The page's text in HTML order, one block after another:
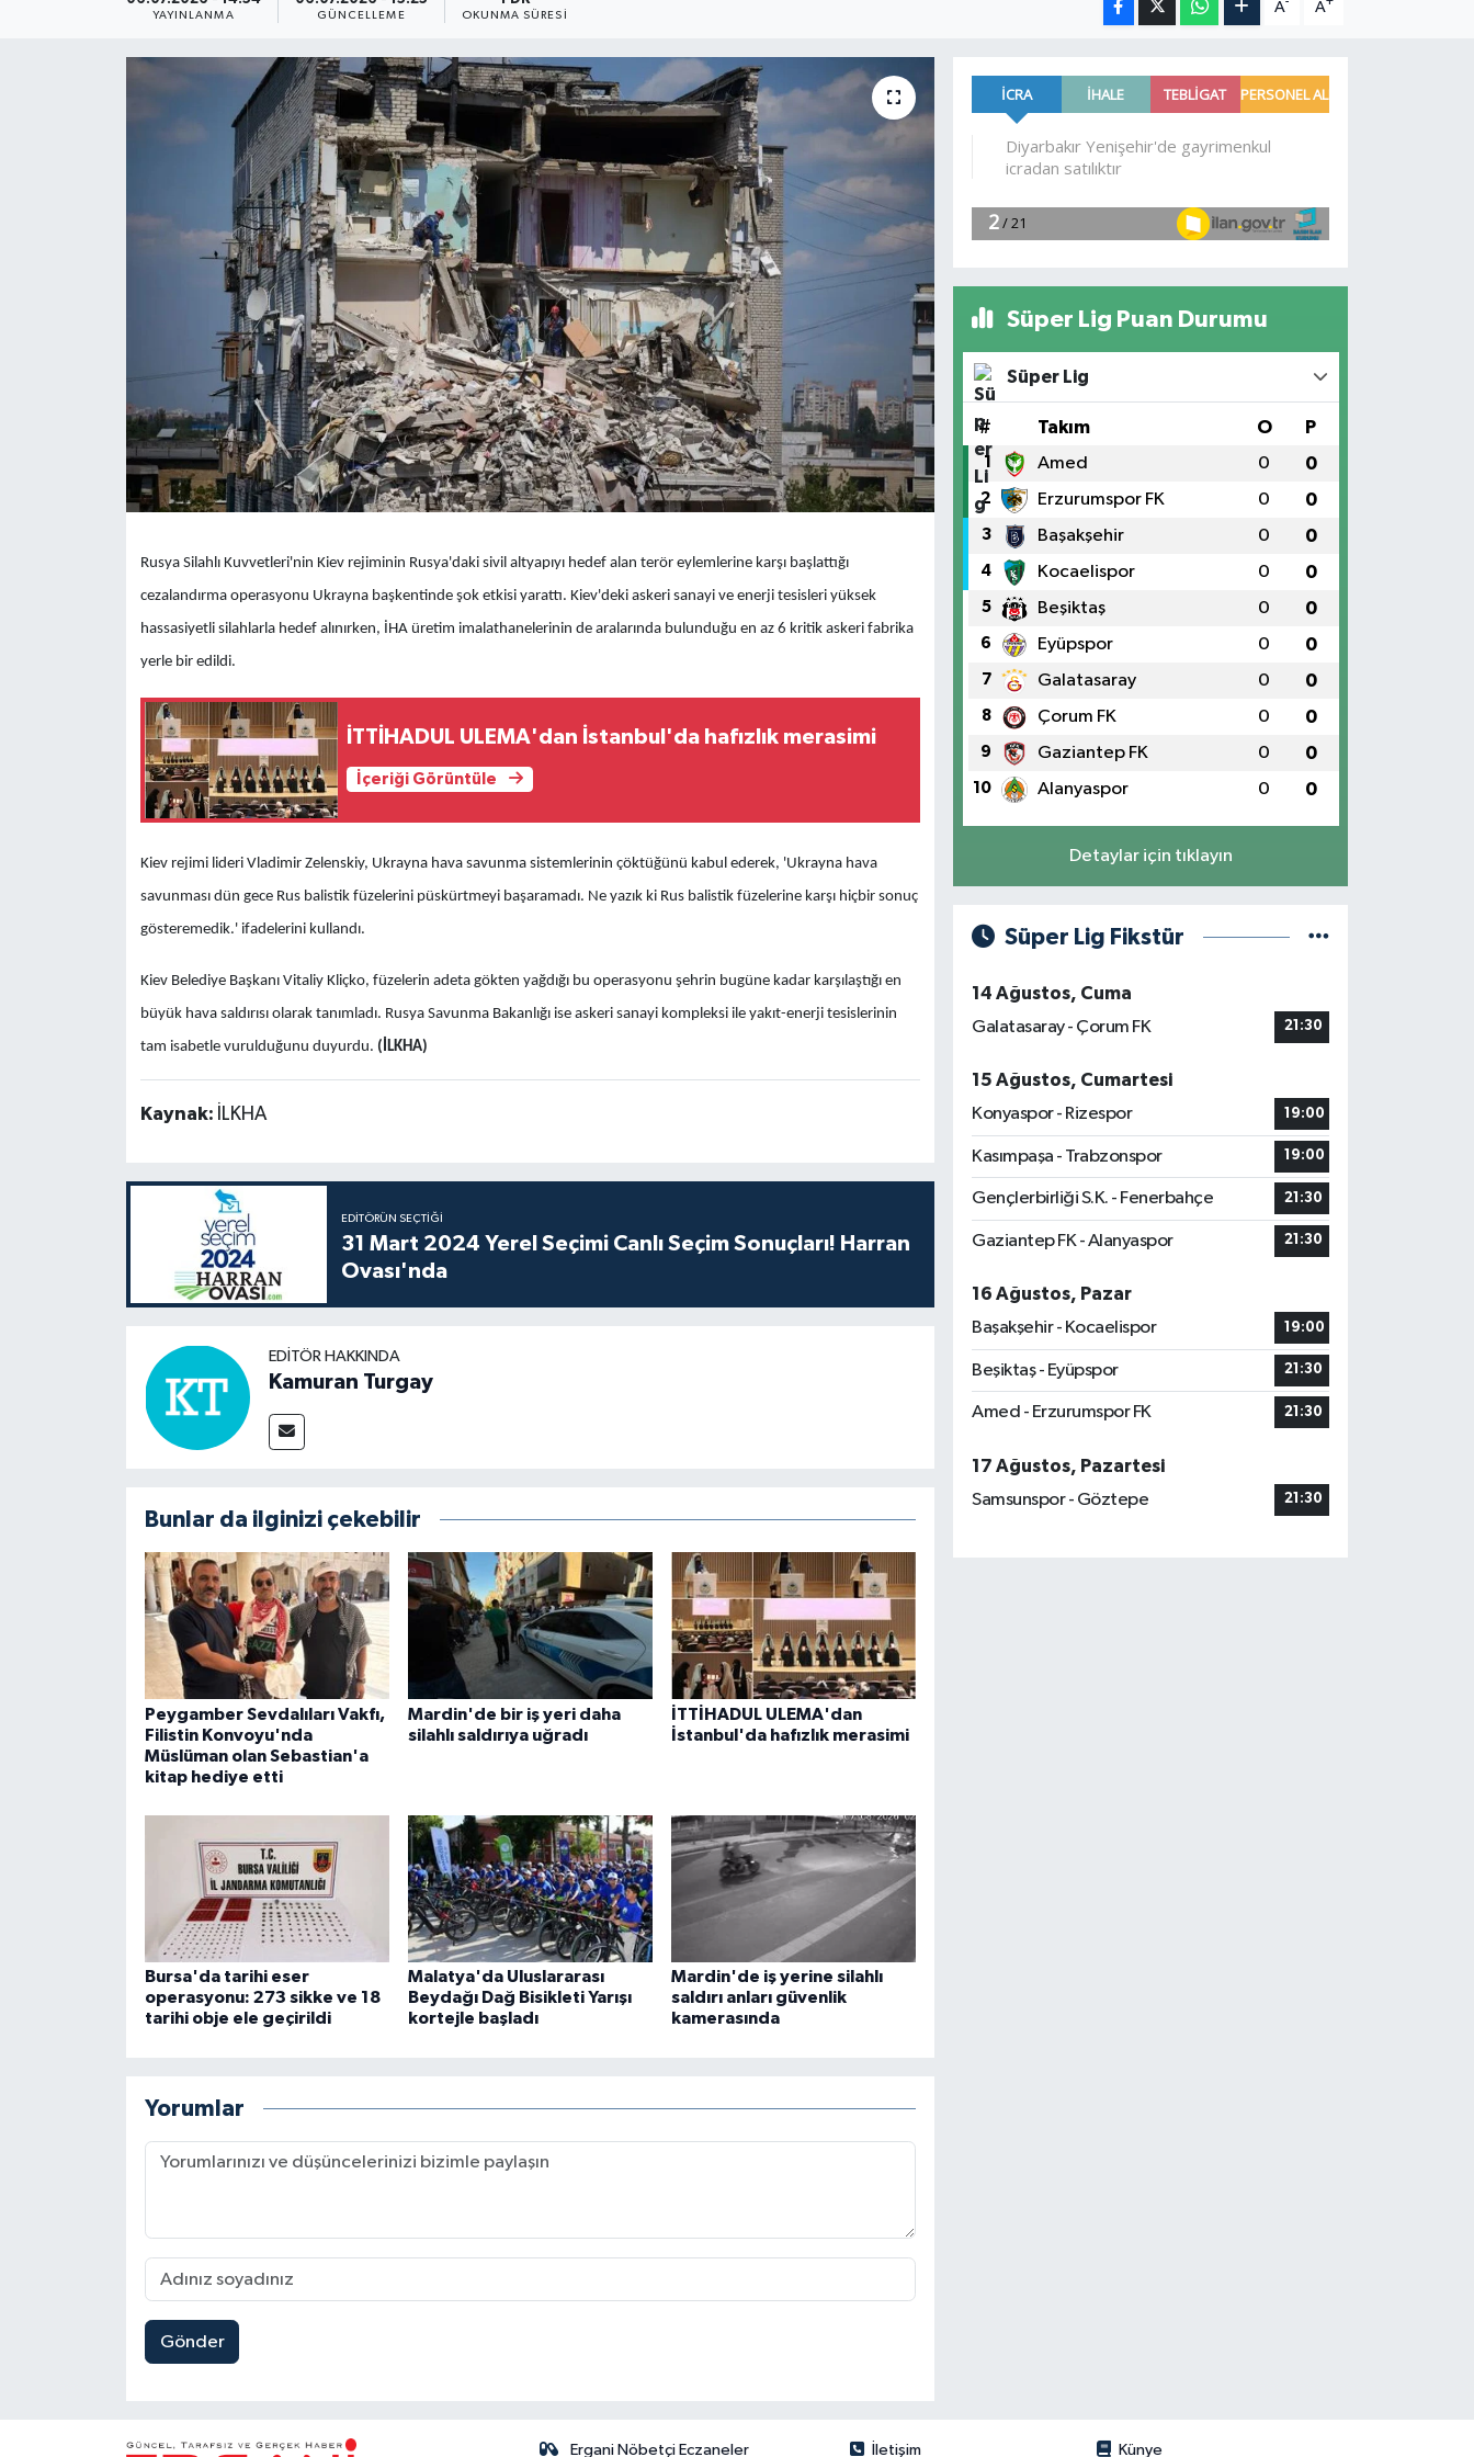
YAYINLANMA GÜNCELLEME OKUNMA SÜRESI
A A
Rusya Silahlı Kuvvetleri'nin Kiev rejiminin Rusya'daki sivil altyapıyı hedef alan terör eylemlerine karşı başlattığı
cezalandırma operasyonu Ukrayna başkentinde şok etkisi yarattı. Kiev'deki askeri sanayi ve enerji tesisleri yüksek
hassasiyetli silahlarla hedef alınırken, İHA üretim imalathanelerinin de aralarında bulunduğu en az 6 kritik askeri fabrika
yerle bir edildi.
İTTİHADUL ULEMA'dan İstanbul'da hafızlık merasimi
İçeriği Görüntüle
Kiev rejimi lideri Vladimir Zelenskiy, Ukrayna hava savunma sistemlerinin çöktüğünü kabul ederek, 'Ukrayna hava
savunması dün gece Rus balistik füzelerini püskürtmeyi başaramadı. Ne yazık ki Rus balistik füzelerine karşı hiçbir sonuç
gösteremedik.' ifadelerini kullandı.
Kiev Belediye Başkanı Vitaliy Kliçko, füzelerin adeta gökten yağdığı bu operasyonu şehrin bugüne kadar karşılaştığı en
büyük hava saldırısı olarak tanımladı. Rusya Savunma Bakanlığı ise askeri sanayi kompleksi ile yakıt-enerji tesislerinin
tam isabetle vurulduğunu duyurdu. (İLKHA)
Kaynak: İLKHA
EDITÖRÜN SEÇTIĞI
31 Mart 2024 Yerel Seçimi Canlı Seçim Sonuçları! Harran
Ovası'nda
EDITÖR HAKKINDA
Kamuran Turgay
Bunlar da ilginizi çekebilir
Peygamber Sevdalıları Vakfı,
Filistin Konvoyu'nda
Müslüman olan Sebastian'a
kitap hediye etti
Mardin'de bir iş yeri daha
silahlı saldırıya uğradı
İTTİHADUL ULEMA'dan
İstanbul'da hafızlık merasimi
Bursa'da tarihi eser
operasyonu: 273 sikke ve 18
tarihi obje ele geçirildi
Malatya'da Uluslararası
Beydağı Dağ Bisikleti Yarışı
kortejle başladı
Mardin'de iş yerine silahlı
saldırı anları güvenlik
kamerasında
Yorumlar
Gönder
Süper Lig Puan Durumu
Süper Lig
# Takım O P
1 Amed 0 0
2 Erzurumspor FK 0 0
3 Başakşehir 0 0
4 Kocaelispor 0 0
5 Beşiktaş 0 0
6 Eyüpspor 0 0
7 Galatasaray 0 0
8 Çorum FK 0 0
9 Gaziantep FK 0 0
10 Alanyaspor 0 0
Detaylar için tıklayın
Süper Lig Fikstür
14 Ağustos, Cuma
Galatasaray - Çorum FK
21:30
15 Ağustos, Cumartesi
Konyaspor - Rizespor
19:00
Kasımpaşa - Trabzonspor 19:00
Gençlerbirliği S.K. - Fenerbahçe 21:30
Gaziantep FK - Alanyaspor 21:30
16 Ağustos, Pazar
Başakşehir - Kocaelispor
19:00
Beşiktaş - Eyüpspor 21:30
Amed - Erzurumspor FK 21:30
17 Ağustos, Pazartesi
Samsunspor - Göztepe
21:30
Ergani Nöbetçi Eczaneler İletişim Künye